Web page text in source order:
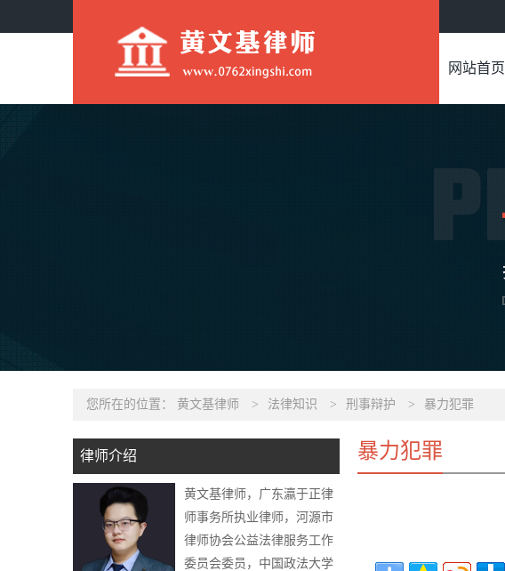
网站首页
您所在的位置： 黄文基律师 > 法律知识 > 刑事辩护 > 暴力犯罪
律师介绍
黄文基律师，广东瀛于正律
师事务所执业律师，河源市
律师协会公益法律服务工作
委员会委员，中国政法大学
暴力犯罪